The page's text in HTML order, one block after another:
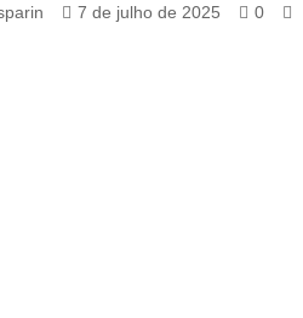
7 de julho de 2025 0